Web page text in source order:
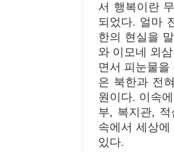
서 행복이란
되었다. 얼마
한의 현실을
와 이모네 외
면서 피눈물
은 북한과 전
원이다. 이속
부, 복지관,
속에서 세상
있다.